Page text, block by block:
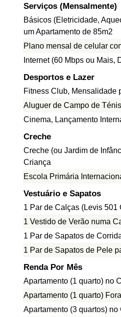
Serviços (Mensalmente)
Básicos (Eletricidade,
um Apartamento de 85m2
Plano mensal de celular
Internet (60 Mbps ou Mais,
Desportos e Lazer
Fitness Club, Mensalidade
Aluguer de Campo de
Cinema, Lançamento
Creche
Creche (ou Jardim de
Criança
Escola Primária
Vestuário e Sapatos
1 Par de Calças (Levis 501
1 Vestido de Verão numa
1 Par de Sapatos de
1 Par de Sapatos de Pele
Renda Por Mês
Apartamento (1 quarto) no
Apartamento (1 quarto)
Apartamento (3 quartos)